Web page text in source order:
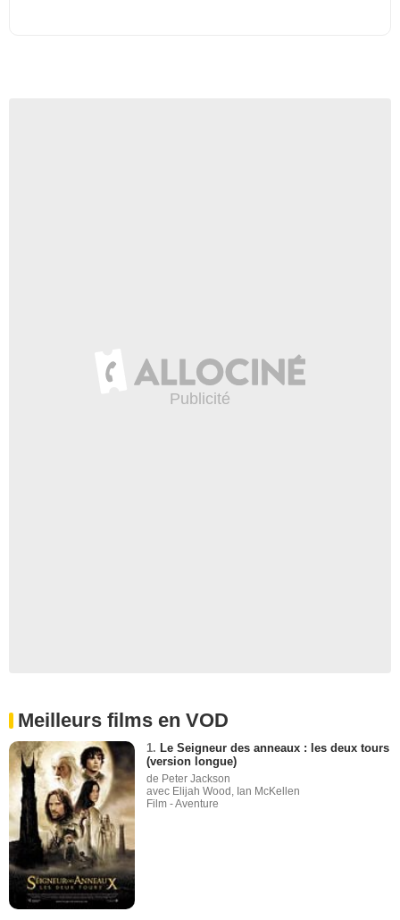
Meilleurs films en VOD
1. Le Seigneur des anneaux : les deux tours
(version longue)
de Peter Jackson
avec Elijah Wood, Ian McKellen
Film - Aventure